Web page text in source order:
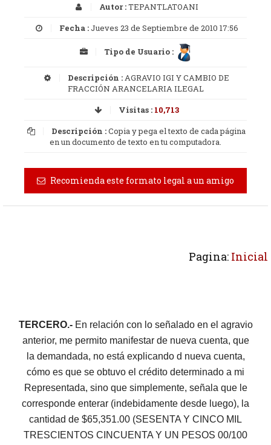
Autor :TEPANTLATOANI
Fecha :Jueves 23 de Septiembre de 2010 17:56
Tipo de Usuario :
Descripción :AGRAVIO IGI Y CAMBIO DE
FRACCIÓN ARANCELARIA ILEGAL
Visitas : 10,713
Descripción :Copia y pega el texto de cada página
en un documento de texto en tu computadora.
Recomienda este formato legal a un amigo
Pagina: Inicial
TERCERO.- En relación con lo señalado en el agravio
anterior, me permito manifestar de nueva cuenta, que
la demandada, no está explicando d nueva cuenta,
cómo es que se obtuvo el crédito determinado a mi
Representada, sino que simplemente, señala que le
corresponde enterar (indebidamente desde luego), la
cantidad de $65,351.00 (SESENTA Y CINCO MIL
TRESCIENTOS CINCUENTA Y UN PESOS 00/100